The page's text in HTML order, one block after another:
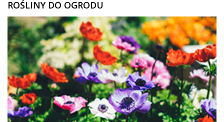
ROŚLINY DO OGRODU